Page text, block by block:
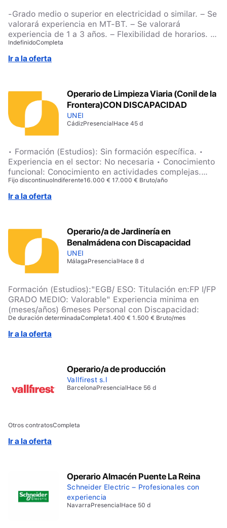
-Grado medio o superior en electricidad o similar. – Se
valorará experiencia en MT-BT. – Se valorará
experiencia de 1 a 3 años. – Flexibilidad de horarios. –
Capacidad de gestión de equipos y atención de las
averías en zona Barcelona.
IndefinidoCompleta
Ir a la oferta
Operario de Limpieza Viaria (Conil de la
Frontera)CON DISCAPACIDAD
UNEI
CádizPresencialHace 45 d
• Formación (Estudios): Sin formación específica. •
Experiencia en el sector: No necesaria • Conocimiento
funcional: Conocimiento en actividades complejas.
Requiere especialización funcional y comprensión de la
práctica. • Personal con Discapacidad: SI • Permiso de
conducción: Vehículo de empresa
Fijo discontinuoIndiferente16.000 € 17.000 € Bruto/año
Ir a la oferta
Operario/a de Jardinería en
Benalmádena con Discapacidad
UNEI
MálagaPresencialHace 8 d
Formación (Estudios):"EGB/ ESO: Titulación en:FP I/FP
GRADO MEDIO: Valorable" Experiencia minima en
(meses/años) 6meses Personal con Discapacidad:
De duración determinadaCompleta1.400 € 1.500 € Bruto/mes
Ir a la oferta
Operario/a de producción
Vallfirest s.l
BarcelonaPresencialHace 56 d
Otros contratosCompleta
Ir a la oferta
Operario Almacén Puente La Reina
Schneider Electric – Profesionales con
experiencia
NavarraPresencialHace 50 d